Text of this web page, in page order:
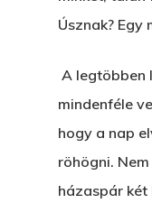
Úsznak? Egy
A legtöbben
mindenféle
hogy a nap
röhögni.
házaspár